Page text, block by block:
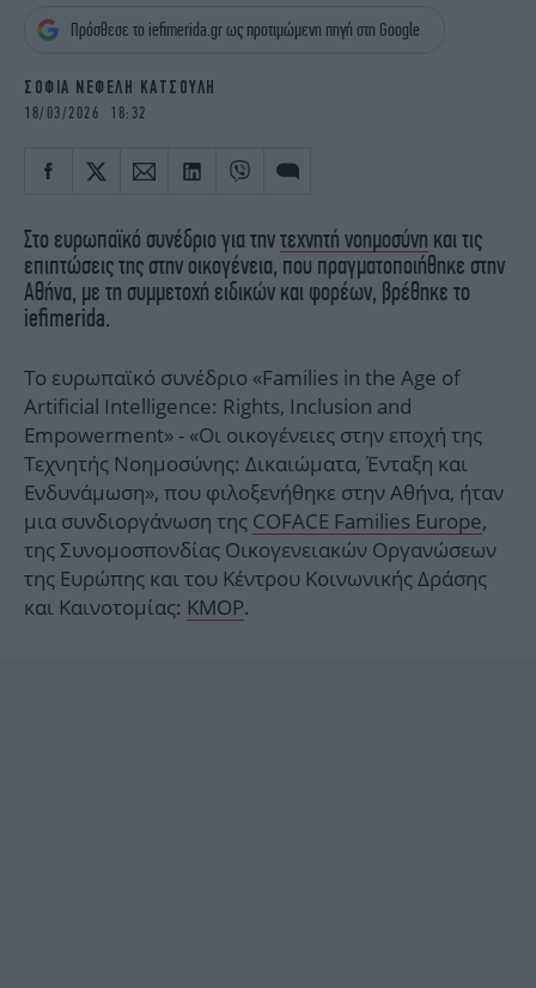
NEWSLETTER
Πρόσθεσε το iefimerida.gr ως προτιμώμενη πηγή στη Google
ΣΟΦΙΑ ΝΕΦΕΛΗ ΚΑΤΣΟΥΛΗ
18/03/2026 18:32
Στο ευρωπαϊκό συνέδριο για τηντεχνητή νοημοσύνη και τις
επιπτώσεις της στην οικογένεια, που πραγματοποιήθηκε στην
Αθήνα, με τη συμμετοχή ειδικών και φορέων, βρέθηκε το
iefimerida.
To ευρωπαϊκό συνέδριο «Families in the Age of
Artificial Intelligence: Rights, Inclusion and
Empowerment» - «Οι οικογένειες στην εποχή της
Τεχνητής Νοημοσύνης: Δικαιώματα, Ένταξη και
Ενδυνάμωση», που φιλοξενήθηκε στην Αθήνα, ήταν
μια συνδιοργάνωση της COFACE Families Europe,
της Συνομοσπονδίας Οικογενειακών Οργανώσεων
της Ευρώπης και του Κέντρου Κοινωνικής Δράσης
και Καινοτομίας: KMOP.